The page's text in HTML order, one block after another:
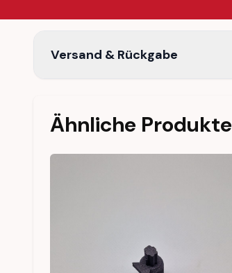
Versand & Rückgabe
Ähnliche Produkte